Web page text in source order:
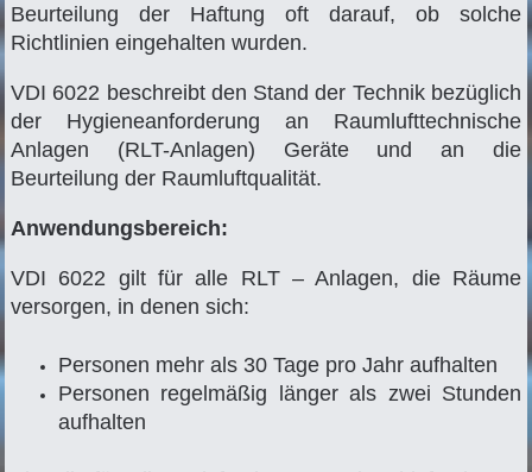
Beurteilung der Haftung oft darauf, ob solche
Richtlinien eingehalten wurden.
VDI 6022 beschreibt den Stand der Technik bezüglich
der Hygieneanforderung an Raumlufttechnische
Anlagen (RLT-Anlagen) Geräte und an die
Beurteilung der Raumluftqualität.
Anwendungsbereich:
VDI 6022 gilt für alle RLT – Anlagen, die Räume
versorgen, in denen sich:
Personen mehr als 30 Tage pro Jahr aufhalten
Personen regelmäßig länger als zwei Stunden
aufhalten